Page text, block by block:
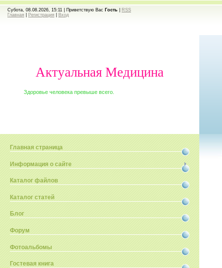
Субота, 08.08.2026, 15:11 | Приветствую Вас Гость
RSS
Главная
Регистрация Вход
Актуальная Медицина
Здоровье человека превыше всего.
Главная страница
Информация о сайте
Каталог файлов
Каталог статей
Блог
Форум
Фотоальбомы
Гостевая книга